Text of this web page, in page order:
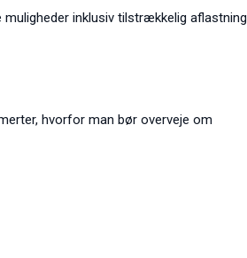
inklusiv tilstrækkelig aflastning
hvorfor man bør overveje om